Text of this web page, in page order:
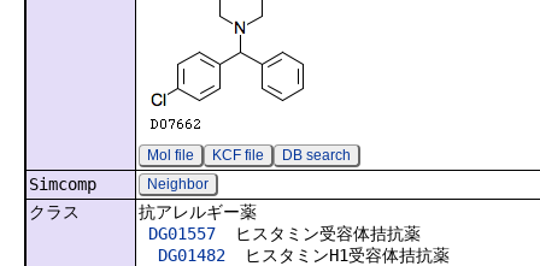
Mol file KCF file DB search
Simcomp Neighbor
クラス
抗アレルギー薬
DG01557 ヒスタミン受容体拮抗薬
DG01482 ヒスタミンH1受容体拮抗薬